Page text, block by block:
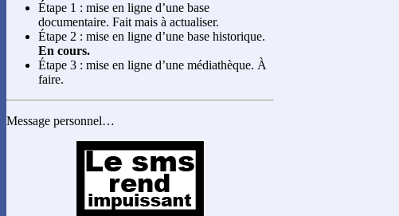
Étape 1 : mise en ligne d’une base
documentaire. Fait mais à actualiser.
Étape 2 : mise en ligne d’une base historique.
En cours.
Étape 3 : mise en ligne d’une médiathèque. À
faire.
Message personnel…